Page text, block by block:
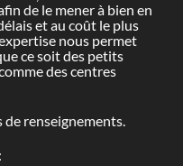
de le mener à bien en
et au coût le plus
nous permet
ce soit des petits
des centres
renseignements.